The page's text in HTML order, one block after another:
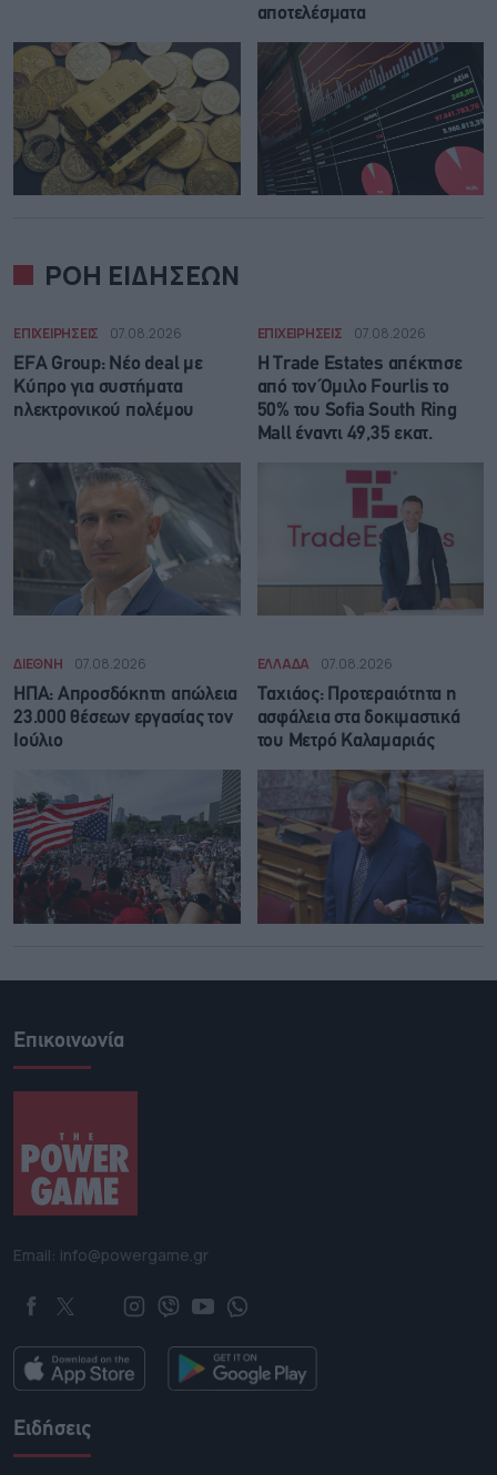
αποτελέσματα
ΡΟΗ ΕΙΔΗΣΕΩΝ
ΕΠΙΧΕΙΡΗΣΕΙΣ 07.08.2026
EFA Group: Νέο deal με
Κύπρο για συστήματα
ηλεκτρονικού πολέμου
ΕΠΙΧΕΙΡΗΣΕΙΣ 07.08.2026
Η Trade Εstates απέκτησε
από τον Όμιλο Fourlis το
50% του Sofia South Ring
Mall έναντι 49,35 εκατ.
ΔΙΕΘΝΗ 07.08.2026
ΗΠΑ: Απροσδόκητη απώλεια
23.000 θέσεων εργασίας τον
Ιούλιο
ΕΛΛΑΔΑ 07.08.2026
Ταχιάος: Προτεραιότητα η
ασφάλεια στα δοκιμαστικά
του Μετρό Καλαμαριάς
Επικοινωνία
Email: info@powergame.gr
Ειδήσεις